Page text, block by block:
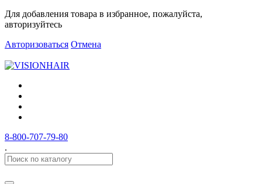
Для добавления товара в избранное, пожалуйста,
авторизуйтесь
Авторизоваться Отмена
8-800-707-79-80
.